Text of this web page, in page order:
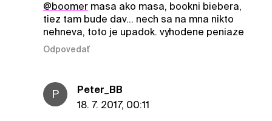
@boomermasa ako masa, bookni biebera,
tiez tam bude dav... nech sa na mna nikto
nehneva, toto je upadok. vyhodene peniaze
Odpovedať
P
Peter_BB
18. 7. 2017, 00:11